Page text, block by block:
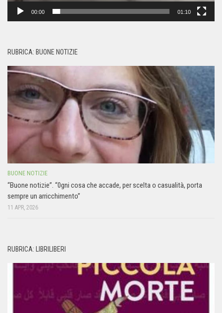
00:00 01:10
RUBRICA: BUONE NOTIZIE
BUONE NOTIZIE
“Buone notizie”. “0gni cosa che accade, per scelta o casualità, porta
sempre un arricchimento”
11 APR, 2026
RUBRICA: LIBRILIBERI